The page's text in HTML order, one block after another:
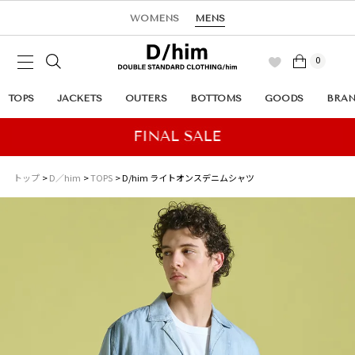
WOMENS MENS
0
TOPS JACKETS OUTERS BOTTOMS GOODS
トップ D／him TOPS D/him ライトオンスデニムシャツ